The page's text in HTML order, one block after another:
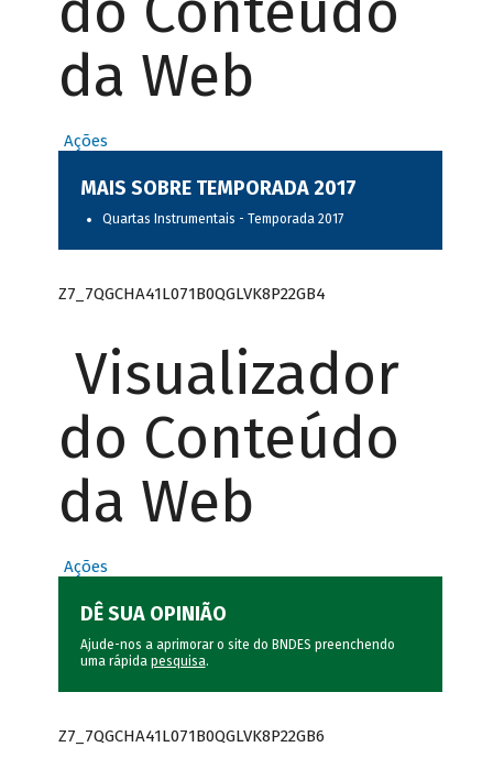
da Web
Ações
MAIS SOBRE TEMPORADA 2017
Quartas Instrumentais - Temporada 2017
Z7_7QGCHA41L071B0QGLVK8P22GB4
Visualizador
do Conteúdo
da Web
Ações
DÊ SUA OPINIÃO
Ajude-nos a aprimorar o site do BNDES preenchendo
uma rápida pesquisa.
Z7_7QGCHA41L071B0QGLVK8P22GB6